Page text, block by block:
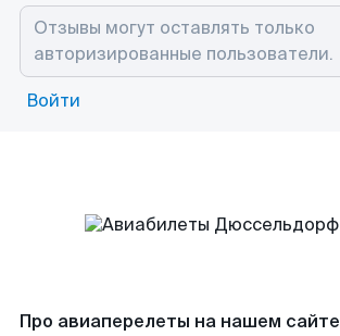
Войти
Про авиаперелеты на нашем сайте